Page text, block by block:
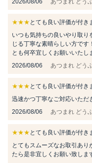
2026/08/06
あつまれ どう
★★★ とても良い評価が付き
いつも気持ちの良いやり取
じる丁寧な素晴らしい方で
とも何卒宜しくお願いいたし
2026/08/06
あつまれ どう
★★★ とても良い評価が付き
迅速かつ丁寧なご対応いただ
2026/08/06
あつまれ どう
★★★ とても良い評価が付き
とてもスムーズなお取引あ
たら是非宜しくお願い致します